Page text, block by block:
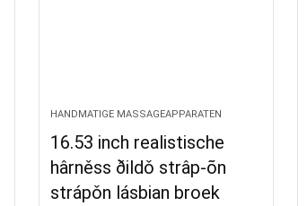
HANDMATIGE MASSAGEAPPARATEN
16.53 inch realistische
hârněss ðildǒ strâp-õn
strápǒn lásbian broek